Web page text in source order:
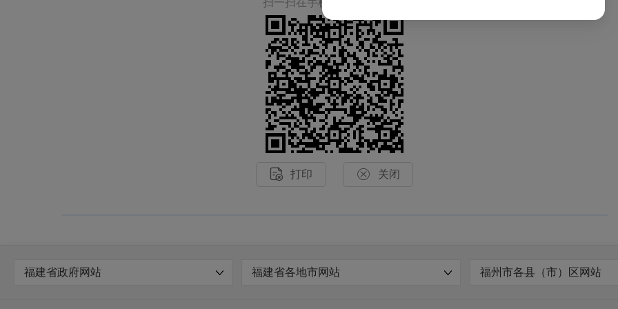
扫一扫在手机上查看当前页面
 打印  关闭
福建省政府网站 福建省各地市网站 福州市各县（市）区网站